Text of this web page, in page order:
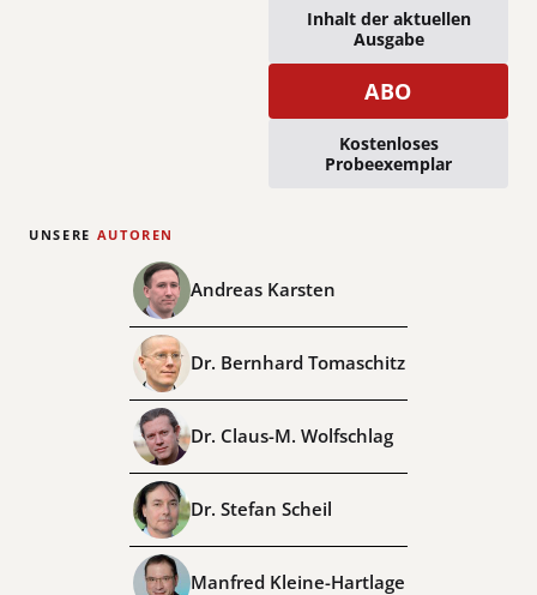
Inhalt der aktuellen
Ausgabe
ABO
Kostenloses
Probeexemplar
UNSERE AUTOREN
Andreas Karsten
Dr. Bernhard Tomaschitz
Dr. Claus-M. Wolfschlag
Dr. Stefan Scheil
Manfred Kleine-Hartlage